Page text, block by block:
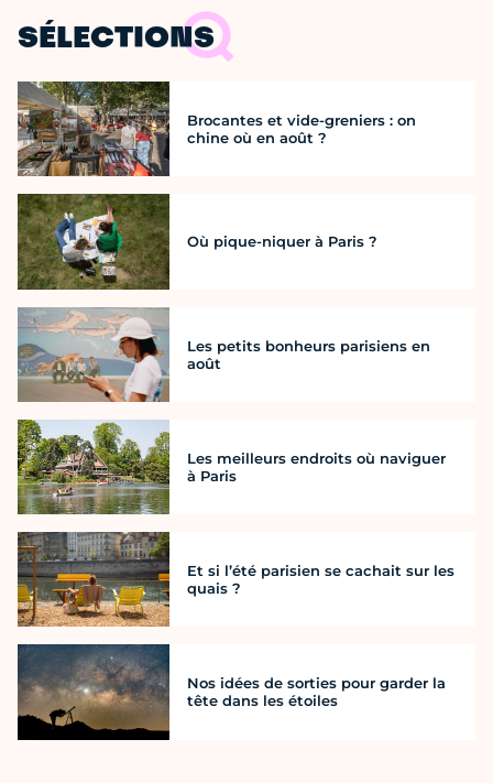
SÉLECTIONS
Brocantes et vide-greniers : on
chine où en août ?
Où pique-niquer à Paris ?
Les petits bonheurs parisiens en
août
Les meilleurs endroits où naviguer
à Paris
Et si l’été parisien se cachait sur les
quais ?
Nos idées de sorties pour garder la
tête dans les étoiles